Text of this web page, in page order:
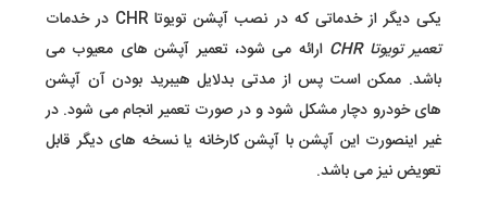
یکی دیگر از خدماتی که در نصب آپشن تویوتا CHR در خدمات
تعمیر تویوتا CHR
ارائه می شود، تعمیر آپشن های معیوب می
باشد. ممکن است پس از مدتی بدلایل هیبرید بودن آن آپشن
های خودرو دچار مشکل شود و در صورت تعمیر انجام می شود. در
غیر اینصورت این آپشن با آپشن کارخانه یا نسخه های دیگر قابل
تعویض نیز می باشد.